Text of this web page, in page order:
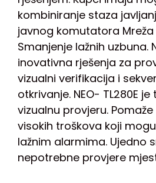
kombiniranje staza
javnog komutatora Mreža
Smanjenje lažnih uzbuna.
inovativna rješenja za
vizualni verifikacija i
otkrivanje. NEO- TL280E
vizualnu provjeru.
visokih troškova koji
lažnim alarmima. Ujedno
nepotrebne provjere